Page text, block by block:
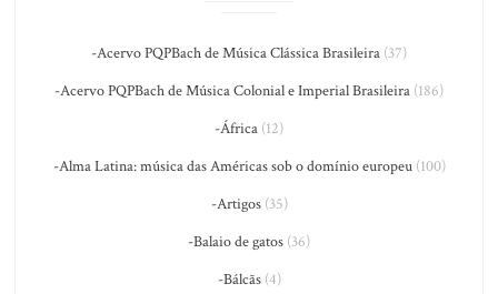
-Acervo PQPBach de Música Clássica Brasileira (37)
-Acervo PQPBach de Música Colonial e Imperial Brasileira (186)
-África (12)
-Alma Latina: música das Américas sob o domínio europeu(100)
-Artigos(35)
-Balaio de gatos (36)
-Bálcãs(4)